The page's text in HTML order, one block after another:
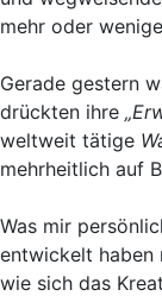
mehr oder
Gerade gestern
drückten ihre
weltweit tätige
mehrheitlich auf
Was mir
entwickelt haben
wie sich das